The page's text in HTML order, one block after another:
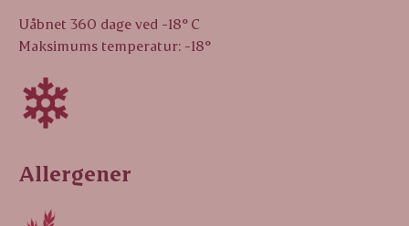
Uåbnet 360 dage ved -18° C
Maksimums temperatur: -18°
Allergener